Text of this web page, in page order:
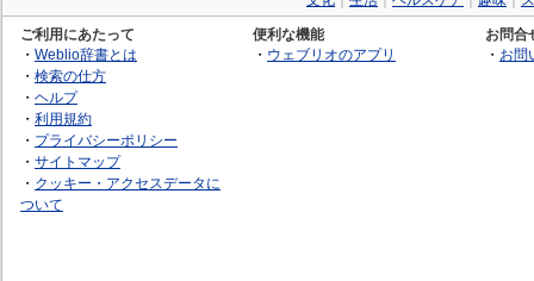
ご利用にあたって
・ Weblio辞書とは
・ 検索の仕方
・ ヘルプ
・ 利用規約
・ プライバシーポリシー
・ サイトマップ
・ クッキー・アクセスデータに
ついて
便利な機能
・ ウェブリオのアプリ
お問合
・ お問